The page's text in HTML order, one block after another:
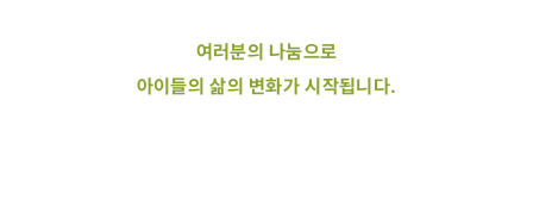
여러분의 나눔으로
아이들의 삶의 변화가 시작됩니다.